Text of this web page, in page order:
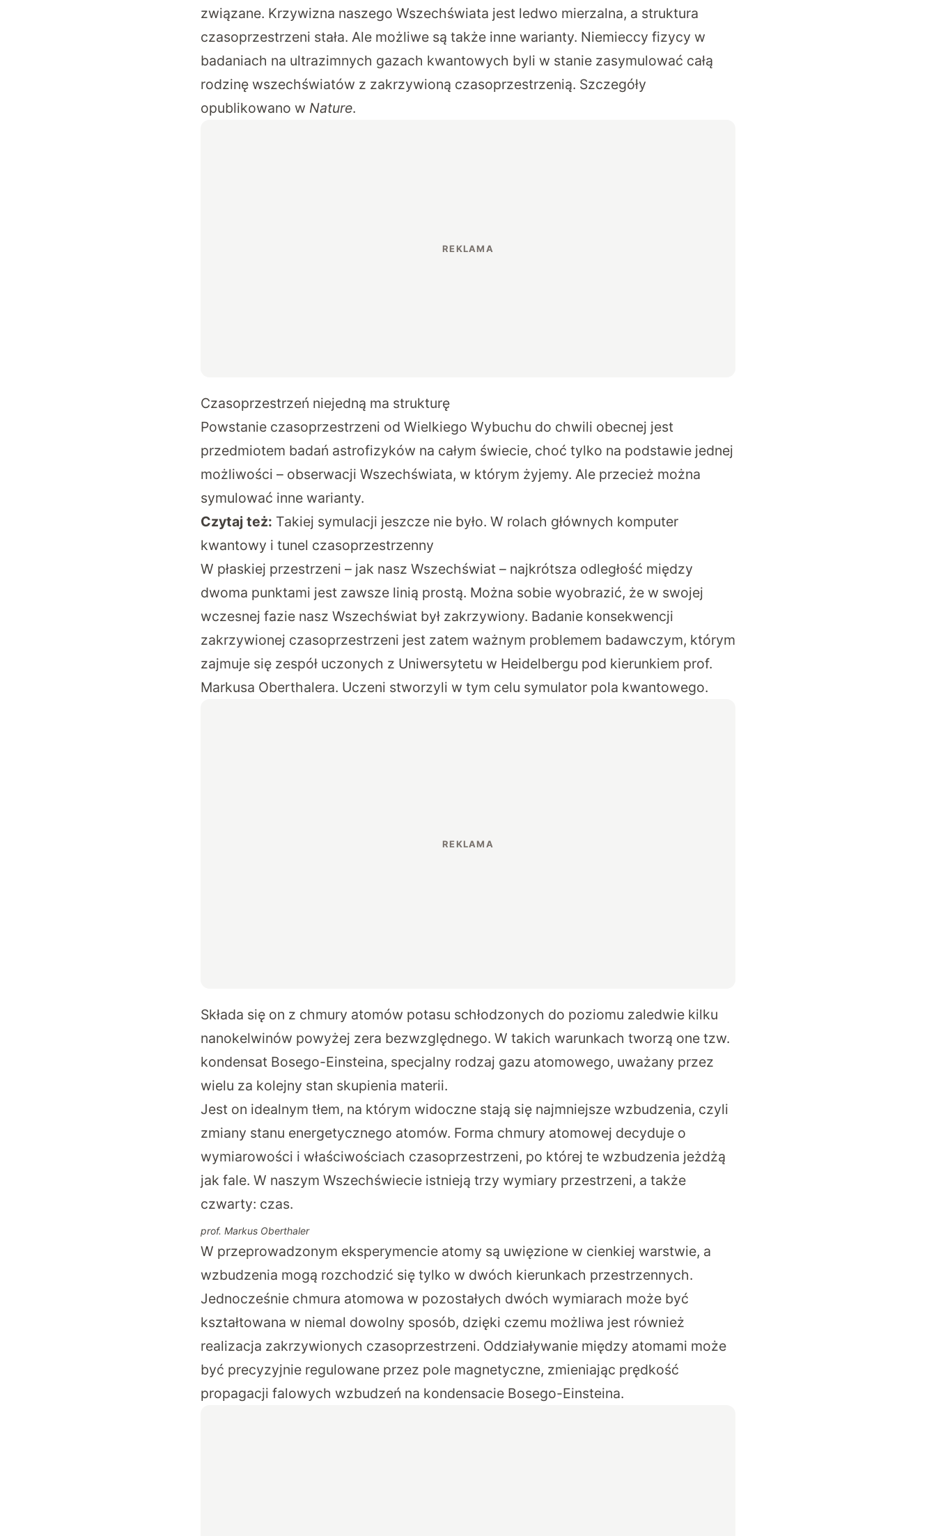
związane. Krzywizna naszego Wszechświata jest ledwo mierzalna, a struktura
czasoprzestrzeni stała. Ale możliwe są także inne warianty. Niemieccy fizycy w
badaniach na ultrazimnych gazach kwantowych byli w stanie zasymulować całą
rodzinę wszechświatów z zakrzywioną czasoprzestrzenią. Szczegóły
opublikowano w Nature.
Czasoprzestrzeń niejedną ma strukturę
Powstanie czasoprzestrzeni od Wielkiego Wybuchu do chwili obecnej jest
przedmiotem badań astrofizyków na całym świecie, choć tylko na podstawie jednej
możliwości – obserwacji Wszechświata, w którym żyjemy. Ale przecież można
symulować inne warianty.
Czytaj też: Takiej symulacji jeszcze nie było. W rolach głównych komputer
kwantowy i tunel czasoprzestrzenny
W płaskiej przestrzeni – jak nasz Wszechświat – najkrótsza odległość między
dwoma punktami jest zawsze linią prostą. Można sobie wyobrazić, że w swojej
wczesnej fazie nasz Wszechświat był zakrzywiony. Badanie konsekwencji
zakrzywionej czasoprzestrzeni jest zatem ważnym problemem badawczym, którym
zajmuje się zespół uczonych z Uniwersytetu w Heidelbergu pod kierunkiem prof.
Markusa Oberthalera. Uczeni stworzyli w tym celu symulator pola kwantowego.
Składa się on z chmury atomów potasu schłodzonych do poziomu zaledwie kilku
nanokelwinów powyżej zera bezwzględnego. W takich warunkach tworzą one tzw.
kondensat Bosego-Einsteina, specjalny rodzaj gazu atomowego, uważany przez
wielu za kolejny stan skupienia materii.
Jest on idealnym tłem, na którym widoczne stają się najmniejsze wzbudzenia, czyli
zmiany stanu energetycznego atomów. Forma chmury atomowej decyduje o
wymiarowości i właściwościach czasoprzestrzeni, po której te wzbudzenia jeżdżą
jak fale. W naszym Wszechświecie istnieją trzy wymiary przestrzeni, a także
czwarty: czas.
prof. Markus Oberthaler
W przeprowadzonym eksperymencie atomy są uwięzione w cienkiej warstwie, a
wzbudzenia mogą rozchodzić się tylko w dwóch kierunkach przestrzennych.
Jednocześnie chmura atomowa w pozostałych dwóch wymiarach może być
kształtowana w niemal dowolny sposób, dzięki czemu możliwa jest również
realizacja zakrzywionych czasoprzestrzeni. Oddziaływanie między atomami może
być precyzyjnie regulowane przez pole magnetyczne, zmieniając prędkość
propagacji falowych wzbudzeń na kondensacie Bosego-Einsteina.